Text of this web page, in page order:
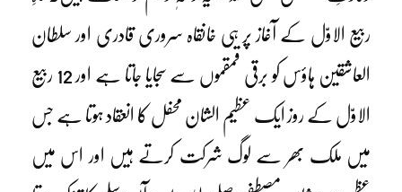
ربیع الاوّل کے آغاز پر ہی خانقاہ سروری قادری اور سلطان
العاشقین ہاؤس کو برقی قمقموں سے سجایا جاتا ہے اور 12 ربیع
الاوّل کے روز ایک عظیم الشان محفل کا انعقاد ہوتا ہے جس
میں ملک بھر سے لوگ شرکت کرتے ہیں اور اس میں